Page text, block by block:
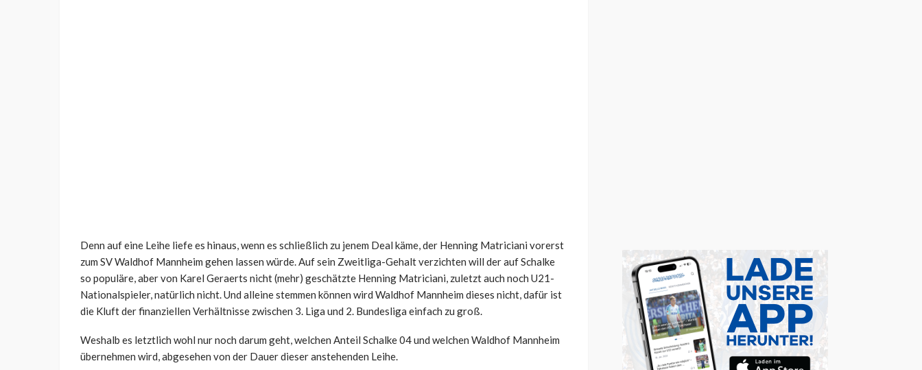
Denn auf eine Leihe liefe es hinaus, wenn es schließlich zu jenem Deal käme, der Henning Matriciani vorerst
zum SV Waldhof Mannheim gehen lassen würde. Auf sein Zweitliga-Gehalt verzichten will der auf Schalke
so populäre, aber von Karel Geraerts nicht (mehr) geschätzte Henning Matriciani, zuletzt auch noch U21-
Nationalspieler, natürlich nicht. Und alleine stemmen können wird Waldhof Mannheim dieses nicht, dafür ist
die Kluft der finanziellen Verhältnisse zwischen 3. Liga und 2. Bundesliga einfach zu groß.
Weshalb es letztlich wohl nur noch darum geht, welchen Anteil Schalke 04 und welchen Waldhof Mannheim
übernehmen wird, abgesehen von der Dauer dieser anstehenden Leihe.